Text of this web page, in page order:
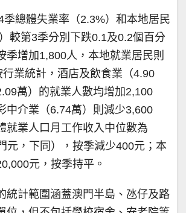
季總體失業率（2.3%）和本地居民
較第3季分別下跌0.1及0.2個百分
季增加1,800人，本地就業居民則
業統計，酒店及飲食業（4.90
萬）的就業人數均增加2,100
中介業（6.74萬）則減少3,600
就業人口月工作收入中位數為
元，下同），按季減少400元；本
元，按季持平。
統計範圍涵蓋澳門半島、氹仔及路